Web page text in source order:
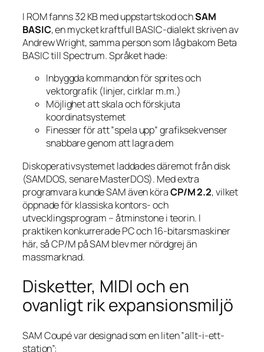
I ROM fanns 32 KB med uppstarts­kod ochSAM
BASIC, en mycket kraftfull BASIC-dialekt skriven av
Andrew Wright, samma person som låg bakom Beta
BASIC till Spectrum. Språket hade:
Inbyggda kommandon för sprites och
vektorgrafik (linjer, cirklar m.m.)
Möjlighet att skala och förskjuta
koordinatsystemet
Finesser för att ”spela upp” grafiksekvenser
snabbare genom att lagra dem
Diskoperativsystemet laddades däremot från disk
(SAMDOS, senare MasterDOS). Med extra
programvara kunde SAM även köraCP/M 2.2, vilket
öppnade för klassiska kontors- och
utvecklingsprogram – åtminstone i teorin. I
praktiken konkurrerade PC och 16-bitarsmaskiner
här, så CP/M på SAM blev mer nördgrej än
massmarknad.
Disketter, MIDI och en
ovanligt rik expansionsmiljö
SAM Coupé var designad som en liten ”allt-i-ett-
station”: